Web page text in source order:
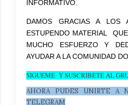
INFORMATIVO.
DAMOS GRACIAS A LOS
ESTUPENDO MATERIAL
MUCHO ESFUERZO Y
AYUDAR A LA COMUNIDAD
SIGUEME Y SUSCRIBETE AL
AHORA PUDES UNIRTE A
TELEGRAM